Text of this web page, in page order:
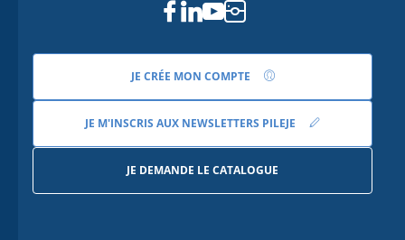
Facebook
Linkedin
Youtube
Instagram
JE CRÉE MON COMPTE
JE M'INSCRIS AUX NEWSLETTERS PILEJE
JE DEMANDE LE CATALOGUE